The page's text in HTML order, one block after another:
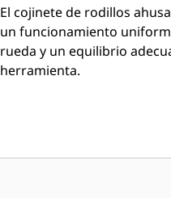
El cojinete de rodillos
un funcionamiento
rueda y un equilibrio
herramienta.